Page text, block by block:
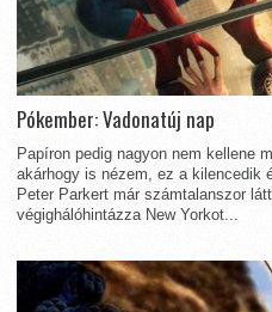
Pókember: Vadonatúj nap
Papíron pedig nagyon nem kellene
akárhogy is nézem, ez a kilencedik
Peter Parkert már számtalanszor
végighálóhintázza New Yorkot...